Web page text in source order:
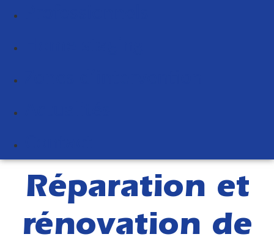
Réparation et
rénovation de